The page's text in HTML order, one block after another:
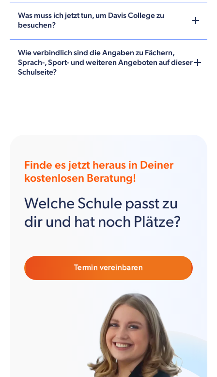
Was muss ich jetzt tun, um Davis College zu
besuchen?
Wie verbindlich sind die Angaben zu Fächern,
Sprach-, Sport- und weiteren Angeboten auf dieser
Schulseite?
Finde es jetzt heraus in Deiner
kostenlosen Beratung!
Welche Schule passt zu
dir und hat noch Plätze?
Termin vereinbaren